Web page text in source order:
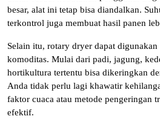
besar, alat ini tetap bisa diandalkan.
terkontrol juga membuat hasil panen
Selain itu, rotary dryer dapat
komoditas. Mulai dari padi, jagung,
hortikultura tertentu bisa dikeringkan
Anda tidak perlu lagi khawatir
faktor cuaca atau metode pengeringan
efektif.